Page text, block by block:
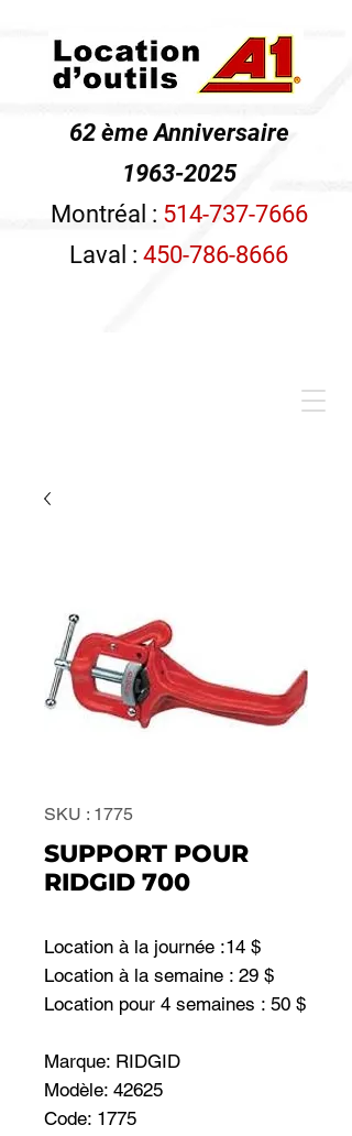
62 ème Anniversaire
1963-2025
Montréal : 514-737-7666
Laval : 450-786-8666
SKU : 1775
SUPPORT POUR
RIDGID 700
Location à la journée :14 $
Location à la semaine : 29 $
Location pour 4 semaines : 50 $
Marque: RIDGID
Modèle: 42625
Code: 1775